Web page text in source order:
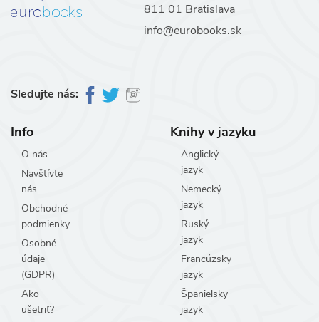
811 01 Bratislava
info@eurobooks.sk
Sledujte nás:
Info
O nás
Navštívte
nás
Obchodné
podmienky
Osobné
údaje
(GDPR)
Ako
ušetriť?
Knihy v jazyku
Anglický
jazyk
Nemecký
jazyk
Ruský
jazyk
Francúzsky
jazyk
Španielsky
jazyk